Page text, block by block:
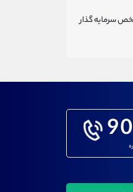
سرمایه گذار